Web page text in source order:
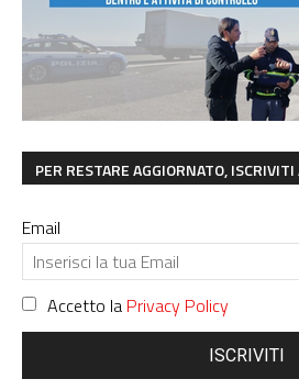
PER RESTARE AGGIORNATO,
Email
Accetto la Privacy Policy
ISCRIVITI